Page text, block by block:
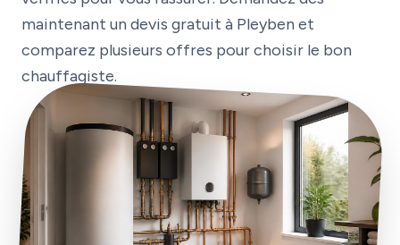
maintenant un devis gratuit à Pleyben et
comparez plusieurs offres pour choisir le bon
chauffagiste.